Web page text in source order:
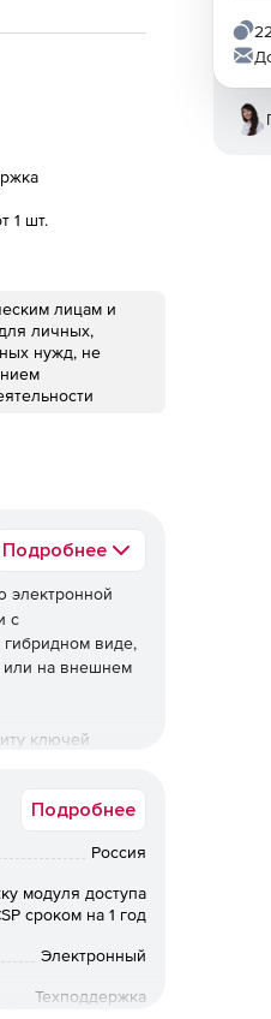
1 шт.
лицам и
личных,
нужд, не
Подробнее
электронной
с
виде,
или на внешнем
ключей
установка
Подробнее
Россия
модуля доступа
сроком на 1 год
Электронный
Техподдержка